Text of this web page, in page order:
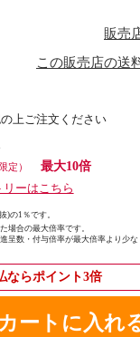
販売
この販売店の送
上ご注文ください
定）
最大10倍
ーはこちら
)の1％です。
場合の最大倍率です。
呈数・付与倍率が最大倍率より少
ならポイント3倍
カートに入れ